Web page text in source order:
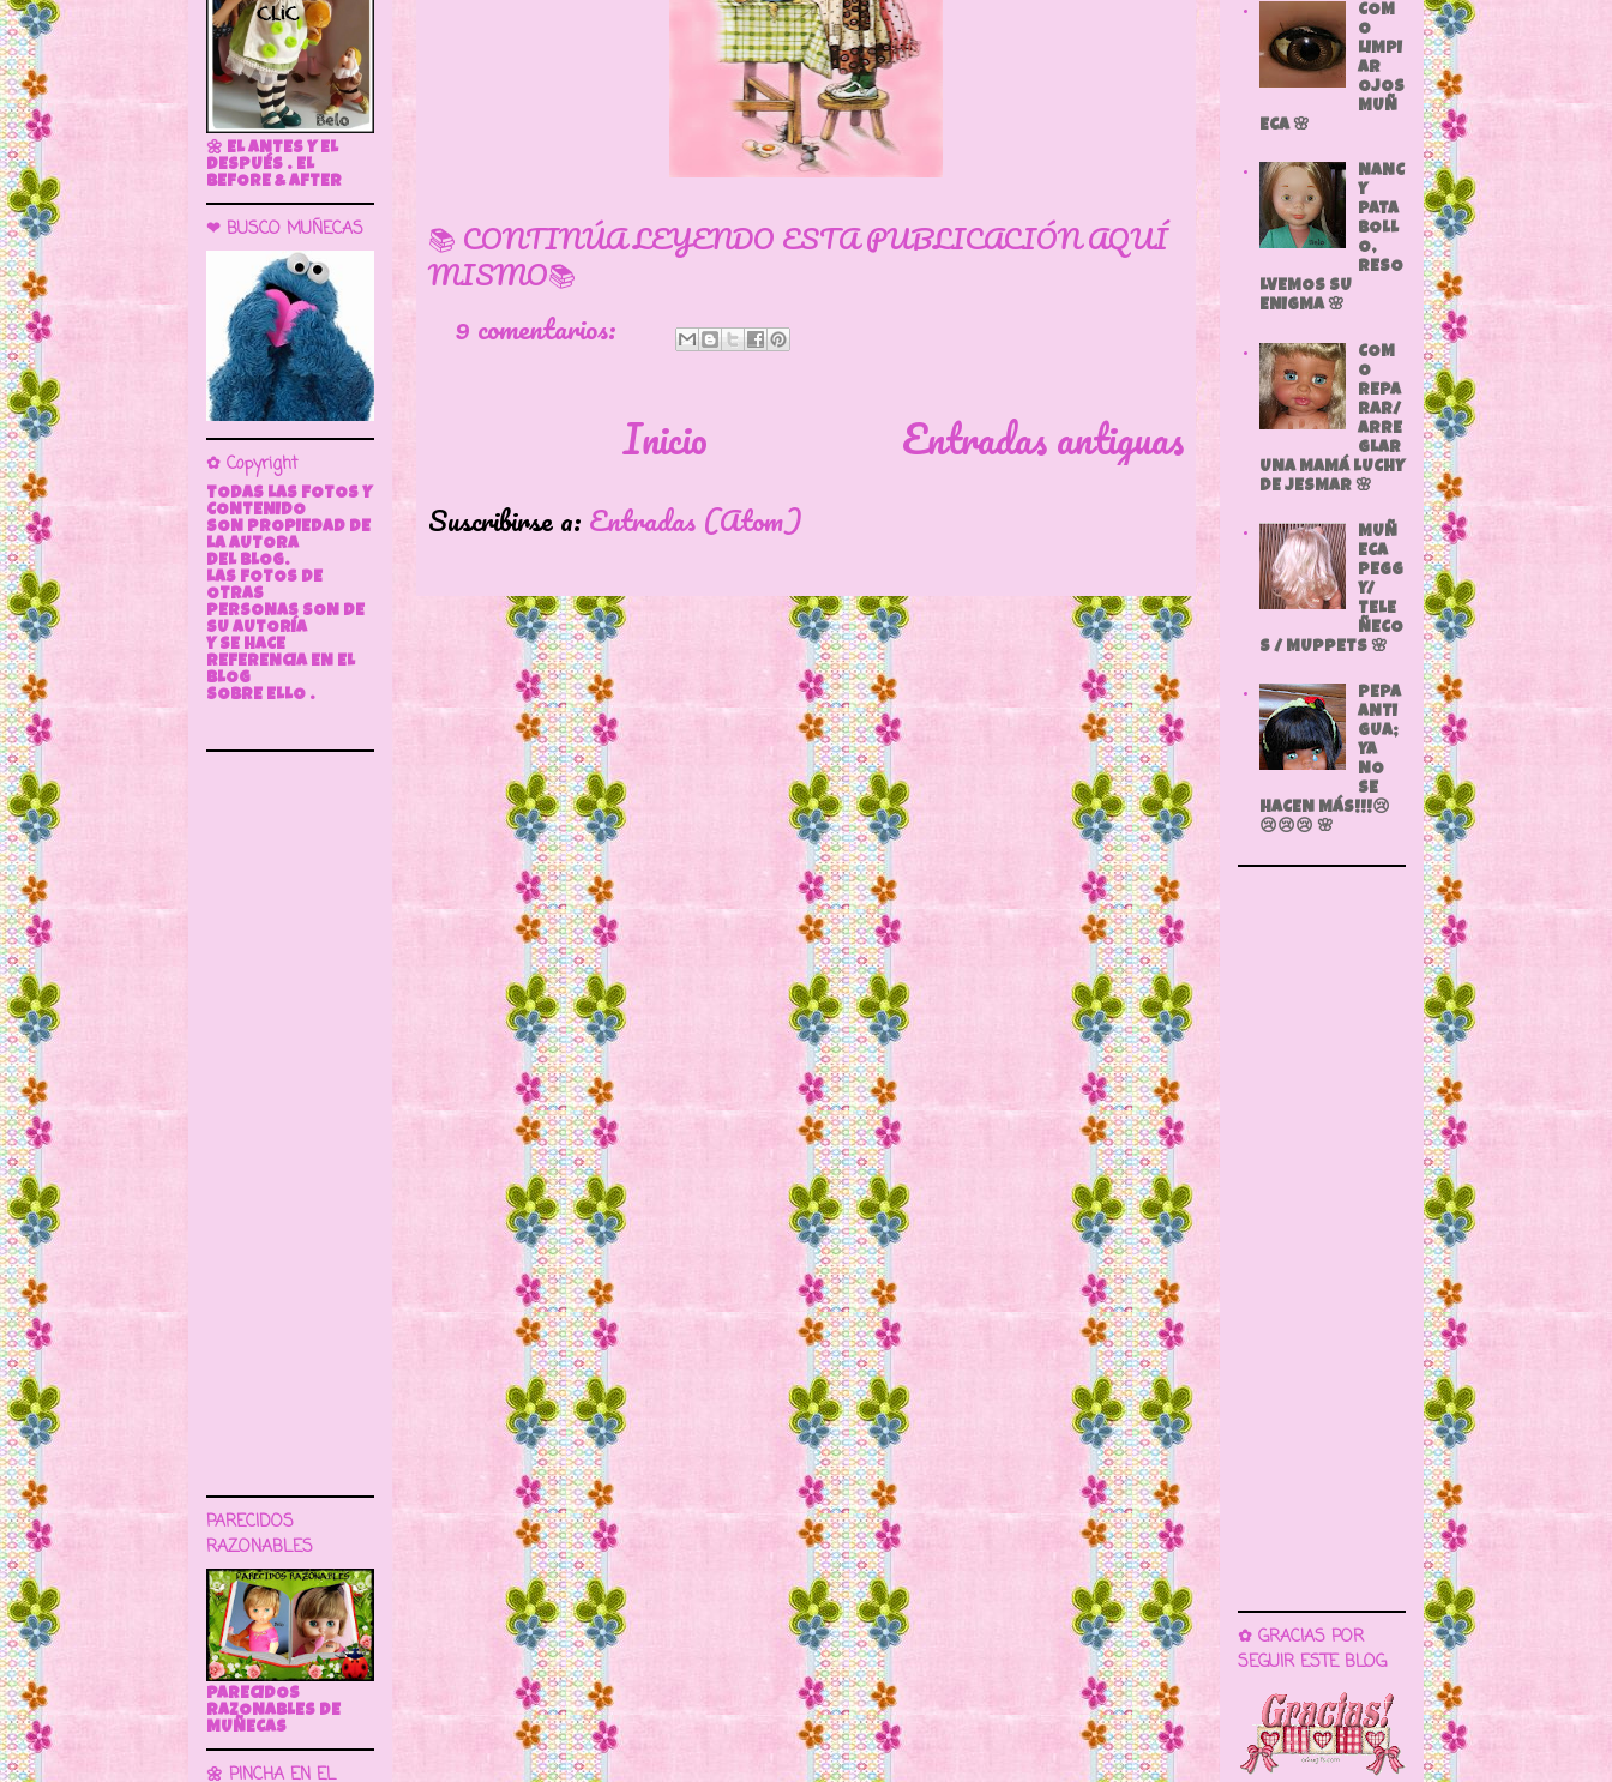
📚 CONTINÚA LEYENDO ESTA PUBLICACIÓN AQUÍ
MISMO📚
9 comentarios:
Entradas antiguas
Inicio
Suscribirse a: Entradas (Atom)
🌼 EL ANTES Y EL
DESPUÉS . EL
BEFORE & AFTER
❤ BUSCO MUÑECAS
✿ Copyright
TODAS LAS FOTOS Y
CONTENIDO
SON PROPIEDAD DE
LA AUTORA
DEL BLOG.
LAS FOTOS DE
OTRAS
PERSONAS SON DE
SU AUTORÍA
Y SE HACE
REFERENCIA EN EL
BLOG
SOBRE ELLO .
PARECIDOS
RAZONABLES
PARECIDOS
RAZONABLES DE
MUÑECAS
🌼 PINCHA EN EL
COM
O
LIMPI
AR
OJOS
MUÑ
ECA 🌸
NANC
Y
PATA
BOLL
O,
RESO
LVEMOS SU
ENIGMA 🌸
COM
O
REPA
RAR/
ARRE
GLAR
UNA MAMÁ LUCHY
DE JESMAR 🌸
MUÑ
ECA
PEGG
Y/
TELE
ÑECO
S / MUPPETS 🌸
PEPA
ANTI
GUA;
YA
NO
SE
HACEN MÁS!!!😢
😢😢😢 🌸
✿ GRACIAS POR
SEGUIR ESTE BLOG